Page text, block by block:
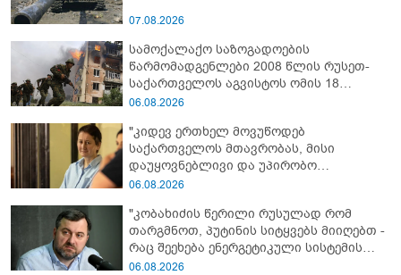
07.08.2026
სამოქალაქო საზოგადოების
წარმომადგენლები 2008 წლის რუსეთ-
საქართველოს აგვისტოს ომის 18
წლისთავთან დაკავშირებით ერთობლივ
06.08.2026
"კიდევ ერთხელ მოვუწოდებ
საქართველოს მთავრობას, მისი
დაუყოვნებლივი და უპირობო
გათავისუფლებისკენ" - რას წერს ეუთო-ს
06.08.2026
"კობახიძის წერილი რუსულად რომ
თარგმნოთ, პუტინის სიტყვებს მიიღებთ -
რაც შეეხება ენერგეტიკული სისტემის
პრობლემას, ნამდვილად ვაპირებ
06.08.2026